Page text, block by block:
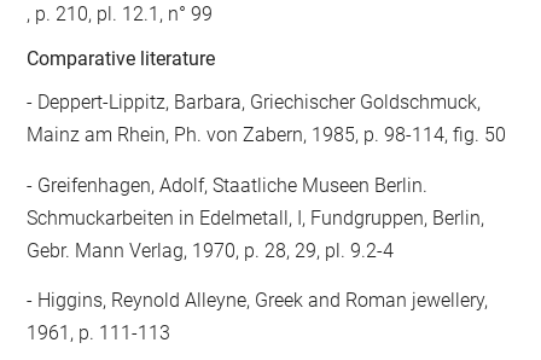
, p. 210, pl. 12.1, n° 99
Comparative literature
- Deppert-Lippitz, Barbara, Griechischer Goldschmuck,
Mainz am Rhein, Ph. von Zabern, 1985, p. 98-114, fig. 50
- Greifenhagen, Adolf, Staatliche Museen Berlin.
Schmuckarbeiten in Edelmetall, I, Fundgruppen, Berlin,
Gebr. Mann Verlag, 1970, p. 28, 29, pl. 9.2-4
- Higgins, Reynold Alleyne, Greek and Roman jewellery,
1961, p. 111-113